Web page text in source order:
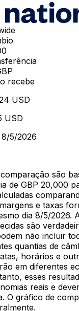
recebe
USD
USD
8/5/2026
são
de GBP 20,000
e taxas
dia 8/5/2026.
são
não incluir
quantias de
horários e
em diferentes
esses
reais e
O gráfico de